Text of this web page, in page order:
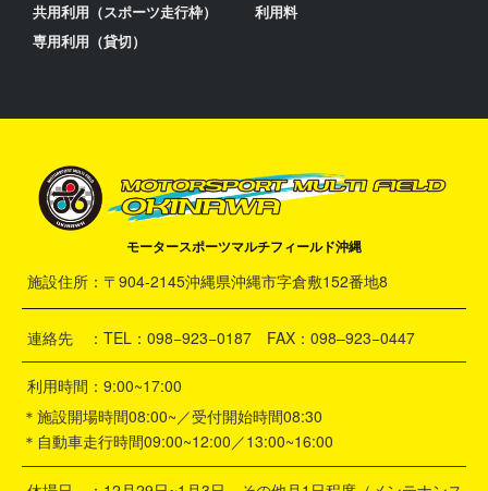
共用利用（スポーツ走行枠）
専用利用（貸切）
利用料
モータースポーツマルチフィールド沖縄
施設住所：〒904-2145沖縄県沖縄市字倉敷152番地8
連絡先 ：TEL：098−923−0187 FAX：098–923−0447
利用時間：9:00~17:00
＊施設開場時間08:00~／受付開始時間08:30
＊自動車走行時間09:00~12:00／13:00~16:00